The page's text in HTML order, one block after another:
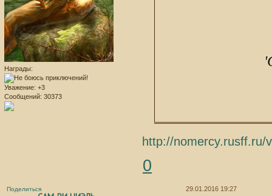
Награды:
Уважение: +3
Сообщений: 30373
http://
0
Поделиться 29.01.2016 19:27